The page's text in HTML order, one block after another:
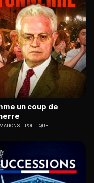
un coup de
POLITIQUE